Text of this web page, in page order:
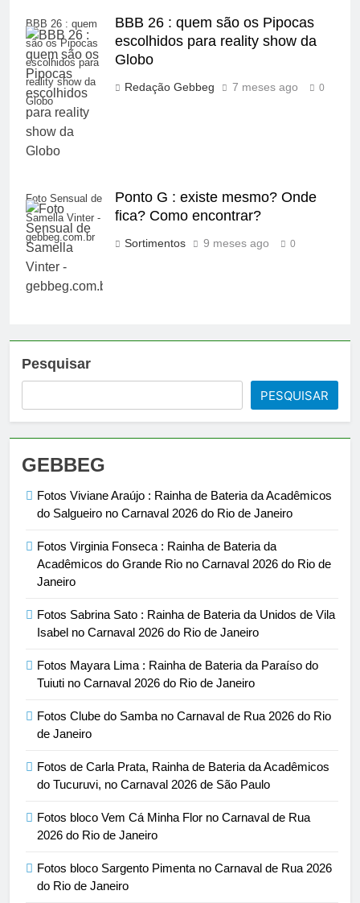
BBB 26 : quem
são os Pipocas
escolhidos para
reality show da
Globo
BBB 26 : quem são os Pipocas
escolhidos para reality show da
Globo
Redação Gebbeg 7 meses ago 0
Foto Sensual de
Samella Vinter -
gebbeg.com.br
Ponto G : existe mesmo? Onde
fica? Como encontrar?
Sortimentos 9 meses ago 0
Pesquisar
PESQUISAR
GEBBEG
Fotos Viviane Araújo : Rainha de Bateria da Acadêmicos
do Salgueiro no Carnaval 2026 do Rio de Janeiro
Fotos Virginia Fonseca : Rainha de Bateria da
Acadêmicos do Grande Rio no Carnaval 2026 do Rio de
Janeiro
Fotos Sabrina Sato : Rainha de Bateria da Unidos de Vila
Isabel no Carnaval 2026 do Rio de Janeiro
Fotos Mayara Lima : Rainha de Bateria da Paraíso do
Tuiuti no Carnaval 2026 do Rio de Janeiro
Fotos Clube do Samba no Carnaval de Rua 2026 do Rio
de Janeiro
Fotos de Carla Prata, Rainha de Bateria da Acadêmicos
do Tucuruvi, no Carnaval 2026 de São Paulo
Fotos bloco Vem Cá Minha Flor no Carnaval de Rua
2026 do Rio de Janeiro
Fotos bloco Sargento Pimenta no Carnaval de Rua 2026
do Rio de Janeiro